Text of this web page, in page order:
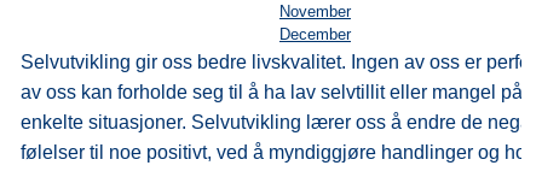
November
December
Selvutvikling gir oss bedre livskvalitet. Ingen av oss er
av oss kan forholde seg til å ha lav selvtillit eller mangel på
enkelte situasjoner. Selvutvikling lærer oss å endre de
følelser til noe positivt, ved å myndiggjøre handlinger og